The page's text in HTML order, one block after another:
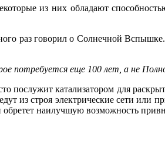
из них обладают
раз говорил о Солнечной
потребуется еще 100 лет, а не
послужит катализатором для
из строя электрические сети или
обретет наилучшую возможность